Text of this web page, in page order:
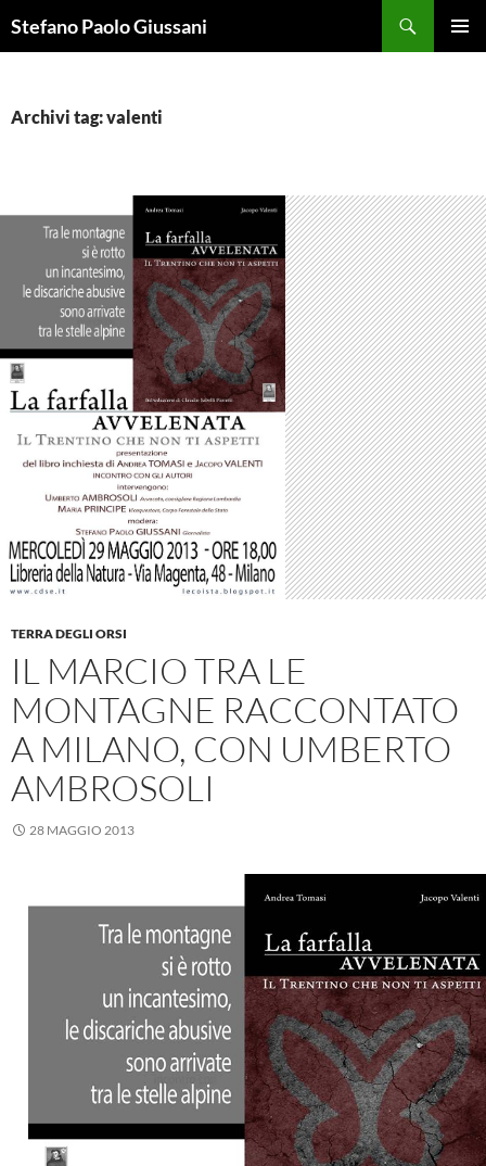
alStefano Paolo Giussani
Archivi tag: valenti
TERRA DEGLI ORSI
IL MARCIO TRA LE
MONTAGNE RACCONTATO
A MILANO, CON UMBERTO
AMBROSOLI
28 MAGGIO 2013